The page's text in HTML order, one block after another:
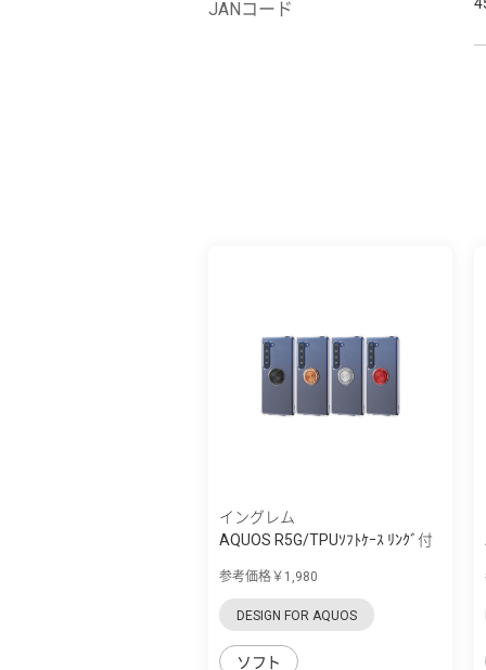
JANコード
イングレム
AQUOS R5G/TPUｿﾌﾄｹｰｽ ﾘﾝｸﾞ付
参考価格￥1,980
DESIGN FOR AQUOS
ソフト